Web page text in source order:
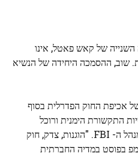
של קאש פאטל, אינו
שוב, ההסמכה היחידה של הנשיא
אכיפת החוק הפדרלית בסוף
התקשורת הימנית ורוכל
יותקן כסגן מנהל ה- FBI. "הוגנות, צדק, חוק
בפוסט במדיה החברתית